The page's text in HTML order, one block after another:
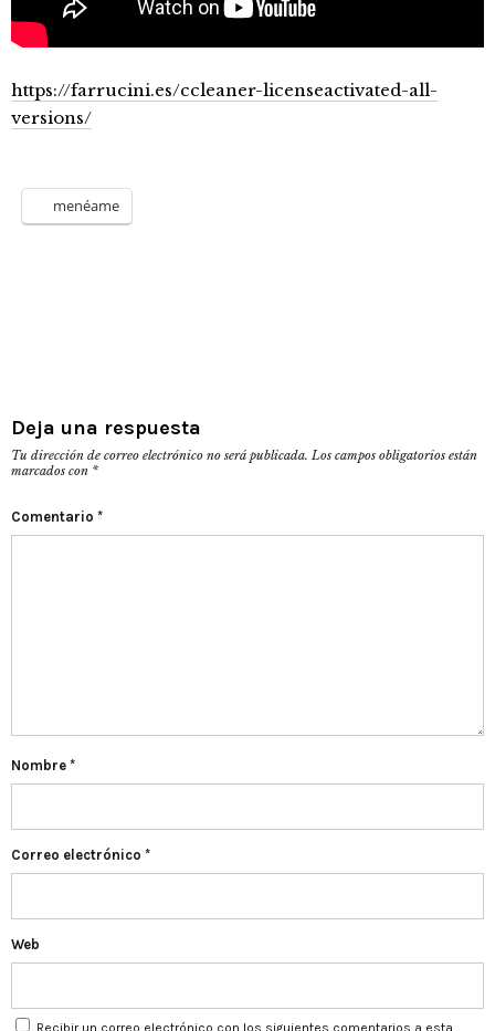
https://farrucini.es/ccleaner-licenseactivated-all-
versions/
menéame
Deja una respuesta
Tu dirección de correo electrónico no será publicada. Los campos obligatorios están
marcados con *
Comentario *
Nombre *
Correo electrónico *
Web
Recibir un correo electrónico con los siguientes comentarios a esta